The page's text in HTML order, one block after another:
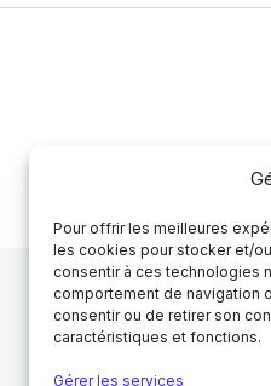
Pour offrir les meilleures
les cookies pour stocker et/
consentir à ces technologies
comportement de navigation
consentir ou de retirer son
caractéristiques et fonctions.
Gérer les services